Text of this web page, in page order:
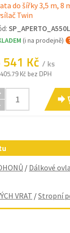
do šířky 3,5 m, 8
Twin
(i na prodejně)
541 Kč / ks
Kč bez DPH
/ Dálkové
VRAT /Stropní